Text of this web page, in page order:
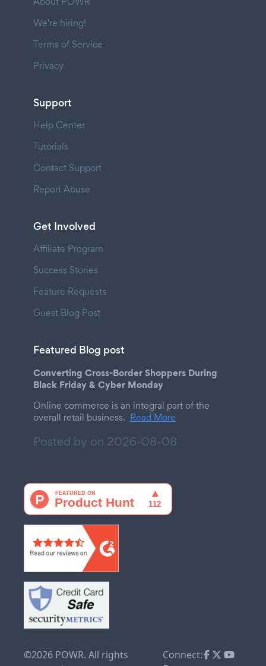
We're hiring!
Terms of Service
Privacy
Support
Help Center
Tutorials
Contact Support
Report Abuse
Get Involved
Affiliate Program
Success Stories
Feature Requests
Guest Blog Post
Featured Blog post
Converting Cross-Border Shoppers During
Black Friday & Cyber Monday
Online commerce is an integral part of the
overall retail business. Read More
Posted by on 2026-08-08
©2026 POWR. All rights
Connect: